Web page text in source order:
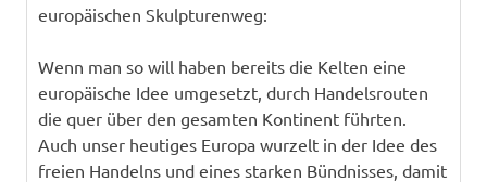
europäischen Skulpturenweg:
Wenn man so will haben bereits die Kelten eine
europäische Idee umgesetzt, durch Handelsrouten
die quer über den gesamten Kontinent führten.
Auch unser heutiges Europa wurzelt in der Idee des
freien Handelns und eines starken Bündnisses, damit